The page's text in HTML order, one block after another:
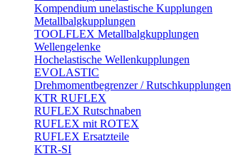
Kompendium unelastische Kupplungen
Metallbalgkupplungen
TOOLFLEX Metallbalgkupplungen
Wellengelenke
Hochelastische Wellenkupplungen
EVOLASTIC
Drehmomentbegrenzer / Rutschkupplungen
KTR RUFLEX
RUFLEX Rutschnaben
RUFLEX mit ROTEX
RUFLEX Ersatzteile
KTR-SI